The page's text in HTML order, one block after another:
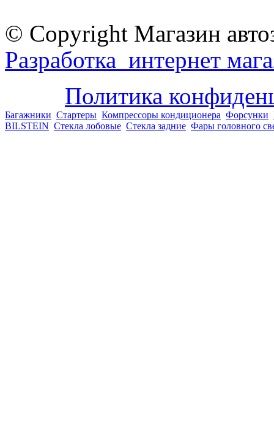
© Copyright Магазин
Разработка интернет
Политика
Багажники Стартеры Компрессоры кондиционера Форсунки
BILSTEIN Стекла лобовые Стекла задние Фары головного